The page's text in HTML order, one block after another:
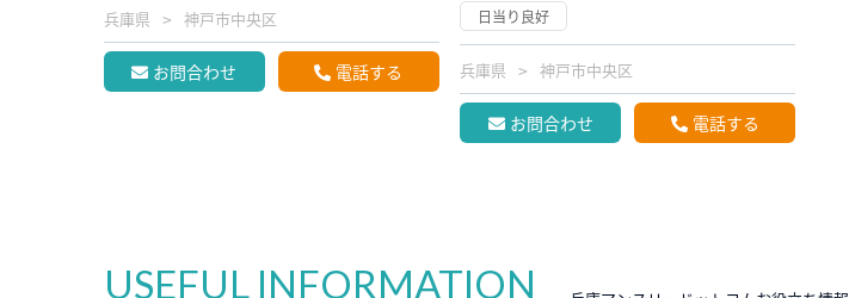
兵庫県 神戸市中央区
お問合わせ 電話する
日当り良好
兵庫県 神戸市中央区
お問合わせ 電話する
USEFUL INFORMATION